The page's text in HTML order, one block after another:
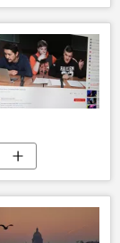
Активист установил таблички с названием улиц, власти против этого